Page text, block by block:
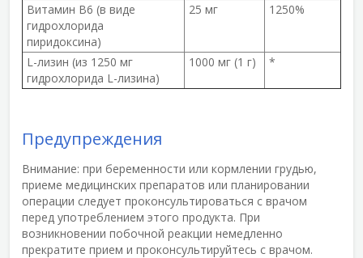
Витамин В6 (в виде
гидрохлорида
пиридоксина)
25 мг 1250%
L-лизин (из 1250 мг
гидрохлорида L-лизина)
1000 мг (1 г) *
Предупреждения
Внимание: при беременности или кормлении грудью,
приеме медицинских препаратов или планировании
операции следует проконсультироваться с врачом
перед употреблением этого продукта. При
возникновении побочной реакции немедленно
прекратите прием и проконсультируйтесь с врачом.